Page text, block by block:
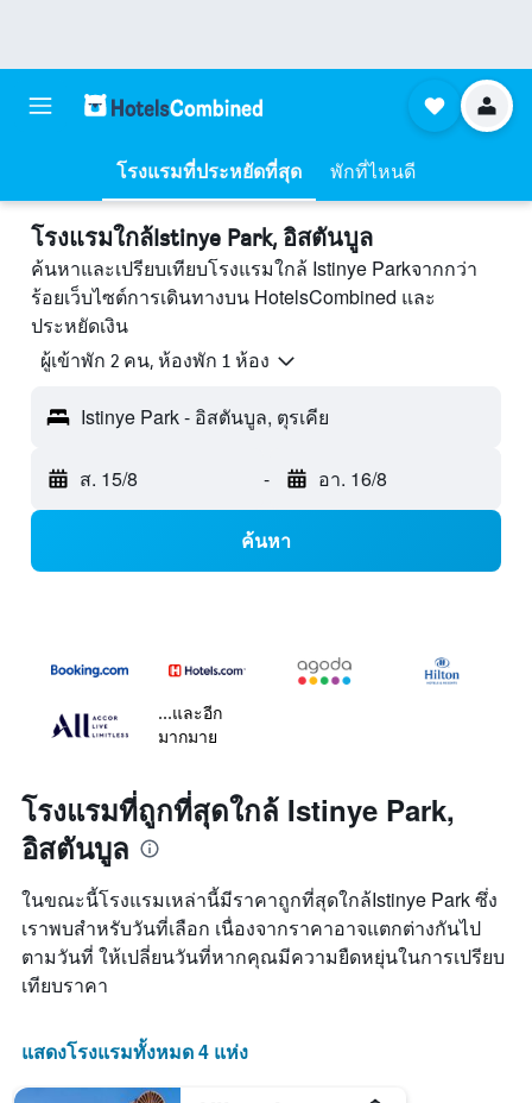
โรงแรมที่ประหยัดที่สุด พักที่ไหนดี
โรงแรมใกล้Istinye Park, อิสตันบูล
ค้นหาและเปรียบเทียบโรงแรมใกล้ Istinye Parkจากกว่า
ร้อยเว็บไซต์การเดินทางบน HotelsCombined และ
ประหยัดเงิน
ผู้เข้าพัก 2 คน, ห้องพัก 1 ห้อง
Istinye Park - อิสตันบูล, ตุรเคีย
ส. 15/8 - อา. 16/8
ค้นหา
...และอีก
มากมาย
โรงแรมที่ถูกที่สุดใกล้ Istinye Park,
อิสตันบูล
ในขณะนี้โรงแรมเหล่านี้มีราคาถูกที่สุดใกล้Istinye Park ซึ่ง
เราพบสำหรับวันที่เลือก เนื่องจากราคาอาจแตกต่างกันไป
ตามวันที่ ให้เปลี่ยนวันที่หากคุณมีความยืดหยุ่นในการเปรียบ
เทียบราคา
แสดงโรงแรมทั้งหมด 4 แห่ง